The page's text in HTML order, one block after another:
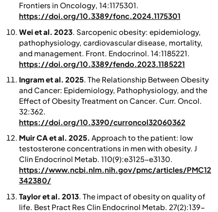
Frontiers in Oncology, 14:1175301.
https://doi.org/10.3389/fonc.2024.1175301
Wei et al. 2023. Sarcopenic obesity: epidemiology,
pathophysiology, cardiovascular disease, mortality,
and management. Front. Endocrinol . 14:1185221.
https://doi.org/10.3389/fendo.2023.1185221
Ingram et al. 2025. The Relationship Between Obesity
and Cancer: Epidemiology, Pathophysiology, and the
Effect of Obesity Treatment on Cancer. Curr. Oncol.
32:362.
https://doi.org/10.3390/curroncol32060362
Muir CA et al. 2025. Approach to the patient: low
testosterone concentrations in men with obesity. J
Clin Endocrinol Metab. 110(9):e3125-e3130.
https://www.ncbi.nlm.nih.gov/pmc/articles/PMC12
342380/
Taylor et al. 2013. The impact of obesity on quality of
life. Best Pract Res Clin Endocrinol Metab. 27(2):139-